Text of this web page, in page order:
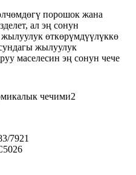
порошок жана
ал эң сонун
өткөрүмдүүлүккө
жылуулук
маселесин эң сонун чече
7921